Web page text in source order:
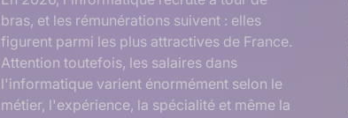
bras, et les rémunérations suivent : elles
figurent parmi les plus attractives de France.
Attention toutefois, les salaires dans
l'informatique varient énormément selon le
métier, l'expérience, la spécialité et même la